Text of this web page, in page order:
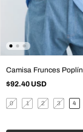
Camisa Frunces
$92.40 USD
0 1 2 3 4